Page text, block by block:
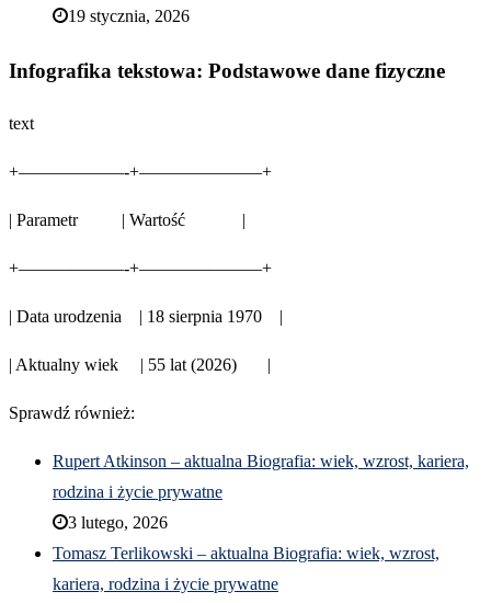
19 stycznia, 2026
Infografika tekstowa: Podstawowe dane fizyczne
text
+——————-+———————+
| Parametr | Wartość |
+——————-+———————+
| Data urodzenia | 18 sierpnia 1970 |
| Aktualny wiek | 55 lat (2026) |
Sprawdź również:
Rupert Atkinson – aktualna Biografia: wiek, wzrost, kariera,
rodzina i życie prywatne
3 lutego, 2026
Tomasz Terlikowski – aktualna Biografia: wiek, wzrost,
kariera, rodzina i życie prywatne